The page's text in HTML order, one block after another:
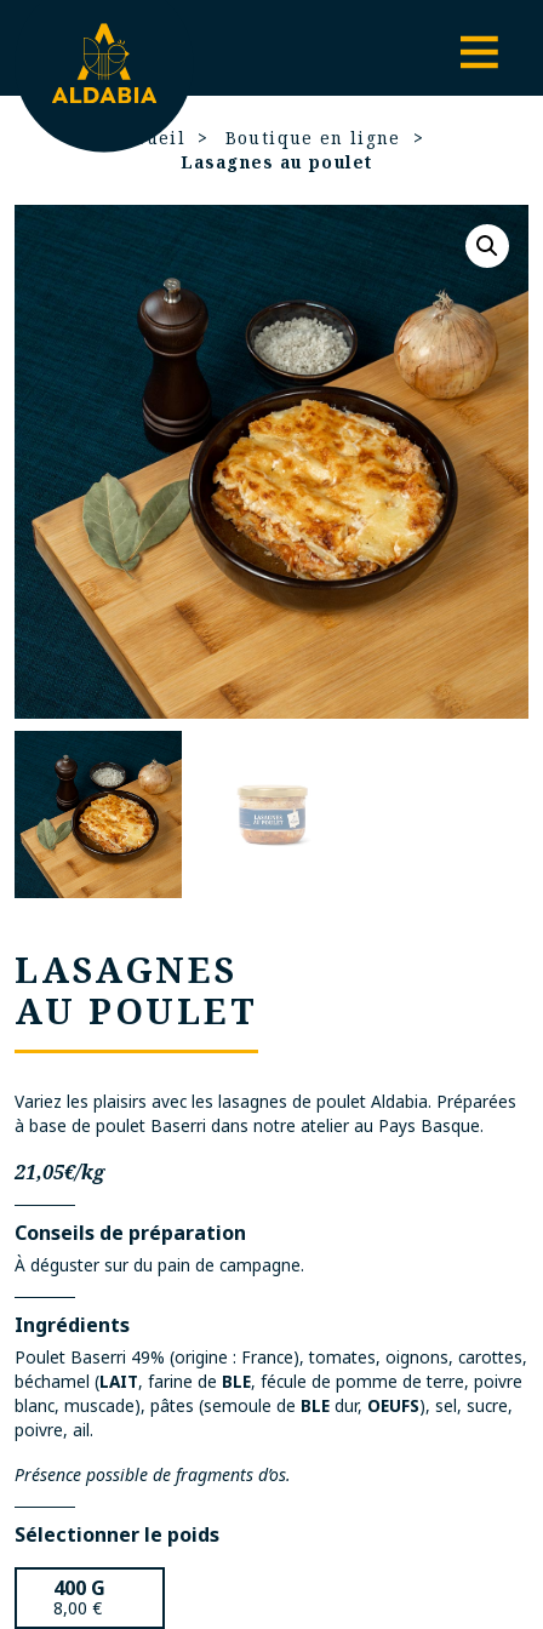
Accueil
Boutique en ligne
Lasagnes au poulet
LASAGNES
AU POULET
Variez les plaisirs avec les lasagnes de poulet Aldabia. Préparées
à base de poulet Baserri dans notre atelier au Pays Basque.
21,05€/kg
Conseils de préparation
À déguster sur du pain de campagne.
Ingrédients
Poulet Baserri 49% (origine : France), tomates, oignons, carottes,
béchamel (LAIT, farine de BLE, fécule de pomme de terre, poivre
blanc, muscade), pâtes (semoule de BLE dur, OEUFS), sel, sucre,
poivre, ail.
Présence possible de fragments d’os.
Sélectionner le poids
400 G
8,00 €